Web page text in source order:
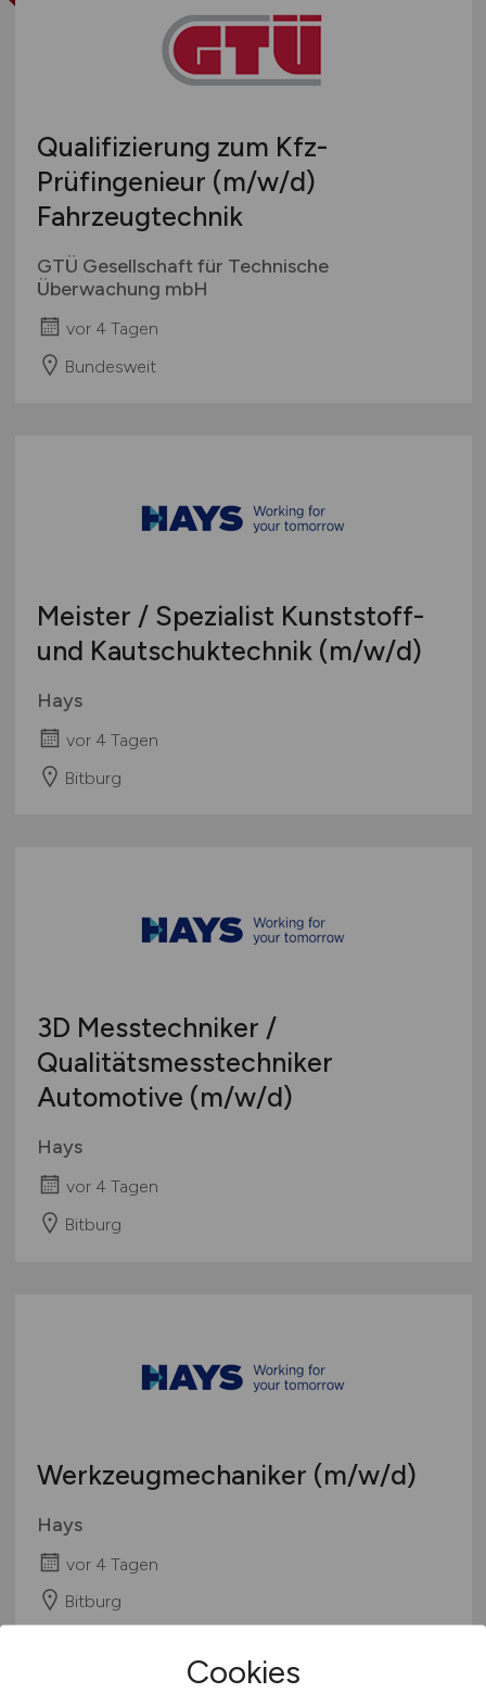
Qualifizierung zum Kfz-
Prüfingenieur (m/w/d)
Fahrzeugtechnik
GTÜ Gesellschaft für Technische
Überwachung mbH
vor 4 Tagen
Bundesweit
Meister / Spezialist Kunststoff-
und Kautschuktechnik (m/w/d)
Hays
vor 4 Tagen
Bitburg
3D Messtechniker /
Qualitätsmesstechniker
Automotive (m/w/d)
Hays
vor 4 Tagen
Bitburg
Werkzeugmechaniker (m/w/d)
Hays
vor 4 Tagen
Bitburg
Cookies